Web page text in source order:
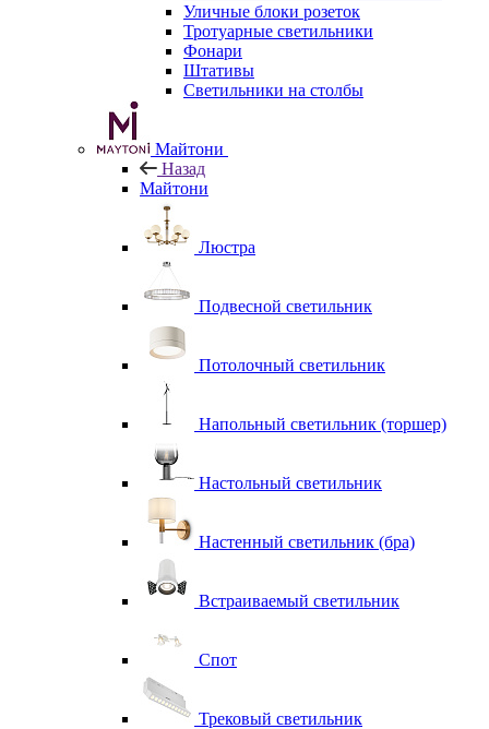
Уличные блоки розеток
Тротуарные светильники
Фонари
Штативы
Светильники на столбы
Майтони
Назад
Майтони
Люстра
Подвесной светильник
Потолочный светильник
Напольный светильник (торшер)
Настольный светильник
Настенный светильник (бра)
Встраиваемый светильник
Спот
Трековый светильник